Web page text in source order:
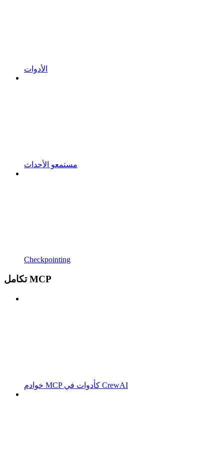
الأدوات
مستمعو الأحداث
Checkpointing
تكامل MCP
خوادم MCP كأدوات في CrewAI